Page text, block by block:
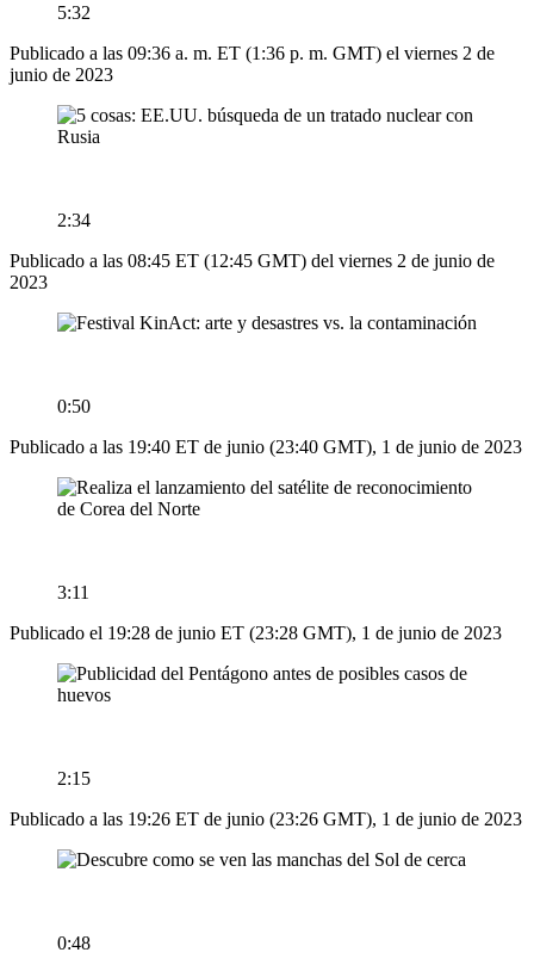
5:32
Publicado a las 09:36 a. m. ET (1:36 p. m. GMT) el viernes 2 de
junio de 2023
2:34
Publicado a las 08:45 ET (12:45 GMT) del viernes 2 de junio de
2023
0:50
Publicado a las 19:40 ET de junio (23:40 GMT), 1 de junio de 2023
3:11
Publicado el 19:28 de junio ET (23:28 GMT), 1 de junio de 2023
2:15
Publicado a las 19:26 ET de junio (23:26 GMT), 1 de junio de 2023
0:48